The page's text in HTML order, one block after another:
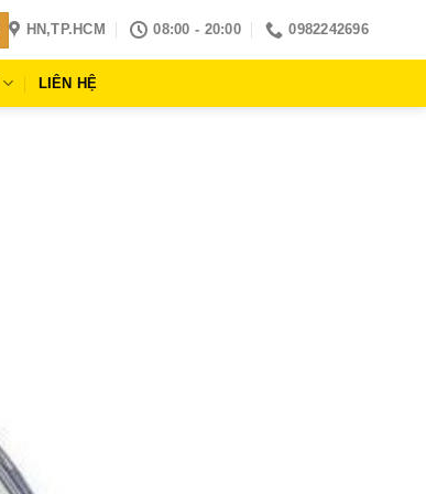
HN,TP.HCM 08:00 - 20:00 0982242696
LIÊN HỆ